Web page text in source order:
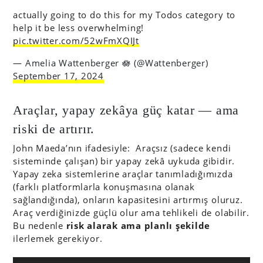
actually going to do this for my Todos category to
help it be less overwhelming!
pic.twitter.com/52wFmXQIJt
— Amelia Wattenberger 🪷 (@Wattenberger)
September 17, 2024
Araçlar, yapay zekâya güç katar — ama
riski de artırır.
John Maeda’nın ifadesiyle: Araçsız (sadece kendi
sisteminde çalışan) bir yapay zekâ uykuda gibidir.
Yapay zeka sistemlerine araçlar tanımladığımızda
(farklı platformlarla konuşmasına olanak
sağlandığında), onların kapasitesini artırmış oluruz.
Araç verdiğinizde güçlü olur ama tehlikeli de olabilir.
Bu nedenle risk alarak ama planlı şekilde
ilerlemek gerekiyor.